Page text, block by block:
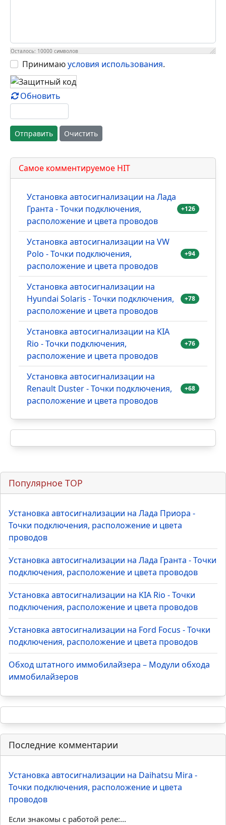
Осталось: 10000 символов
Принимаюусловия использования.
Обновить
Отправить Очистить
Самое комментируемое HIT
Установка автосигнализации на Лада
Гранта - Точки подключения,
расположение и цвета проводов
+126
Установка автосигнализации на VW
Polo - Точки подключения,
расположение и цвета проводов
+94
Установка автосигнализации на
Hyundai Solaris - Точки подключения,
расположение и цвета проводов
+78
Установка автосигнализации на KIA
Rio - Точки подключения,
расположение и цвета проводов
+76
Установка автосигнализации на
Renault Duster - Точки подключения,
расположение и цвета проводов
+68
Популярное TOP
Установка автосигнализации на Лада Приора -
Точки подключения, расположение и цвета
проводов
Установка автосигнализации на Лада Гранта - Точки
подключения, расположение и цвета проводов
Установка автосигнализации на KIA Rio - Точки
подключения, расположение и цвета проводов
Установка автосигнализации на Ford Focus - Точки
подключения, расположение и цвета проводов
Обход штатного иммобилайзера – Модули обхода
иммобилайзеров
Последние комментарии
Установка автосигнализации на Daihatsu Mira -
Точки подключения, расположение и цвета
проводов
Если знакомы с работой реле:...